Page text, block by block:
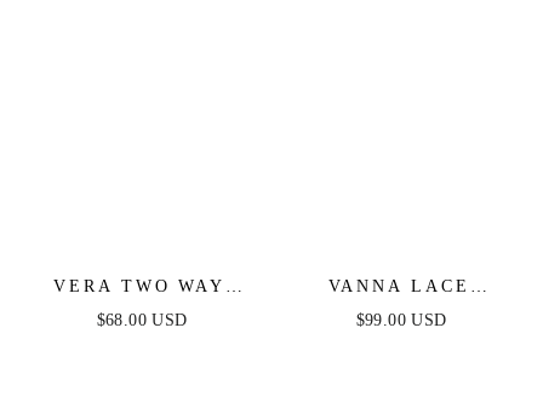
VERA TWO WAY
MINI DRESS -
$68.00 USD
VANNA LACE
TIERED MAXI DRESS
$99.00 USD